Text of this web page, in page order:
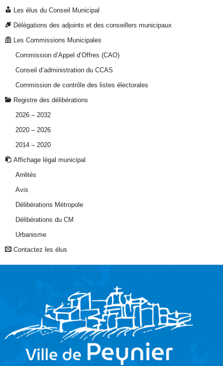
Les élus du Conseil Municipal
Délégations des adjoints et des conseillers municipaux
Les Commissions Municipales
Commission d’Appel d’Offres (CAO)
Conseil d’administration du CCAS
Commission de contrôle des listes électorales
Registre des délibérations
2026 – 2032
2020 – 2026
2014 – 2020
Affichage légal municipal
Arrêtés
Avis
Délibérations Métropole
Délibérations du CM
Urbanisme
Contactez les élus